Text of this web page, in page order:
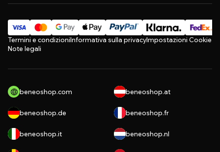
Termini e condizioniInformativa sulla privacyImpostazioni Cookie
Note legali
beneoshop.com beneoshop.at
beneoshop.de beneoshop.fr
beneoshop.it beneoshop.nl